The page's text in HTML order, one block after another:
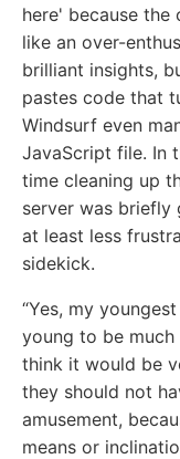
here' because
like an over-
brilliant insights,
pastes code that
Windsurf even
JavaScript file. In
time cleaning up
server was briefly
at least less
sidekick.
“Yes, my
young to be much
think it would be
they should not
amusement,
means or